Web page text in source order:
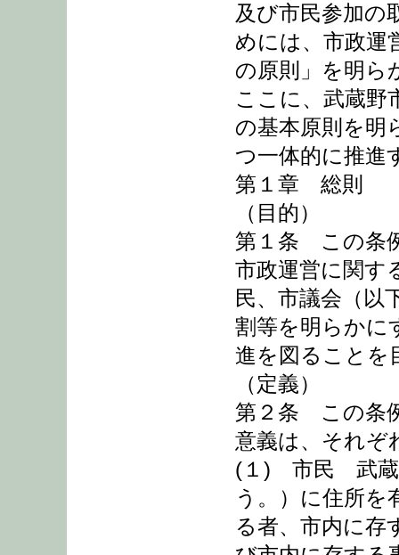
及び市民参加の
めには、市政運
の原則」を明ら
ここに、武蔵野
の基本原則を明
つ一体的に推進
第１章 総則
（目的）
第１条 この条
市政運営に関す
民、市議会（以
割等を明らかに
進を図ることを
（定義）
第２条 この条
意義は、それぞ
(１) 市民 武蔵
う。）に住所を
る者、市内に存